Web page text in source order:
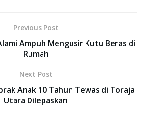
Previous Post
Ampuh Mengusir Kutu Beras di
Rumah
Next Post
Anak 10 Tahun Tewas di Toraja
Utara Dilepaskan